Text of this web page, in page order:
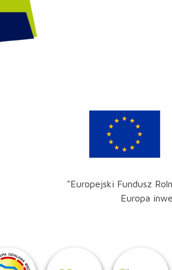
"Europejski Fundusz
Europa